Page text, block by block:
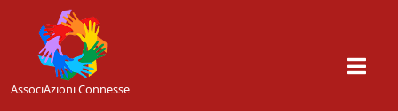
Skip to main content
AssociAzioni Connesse